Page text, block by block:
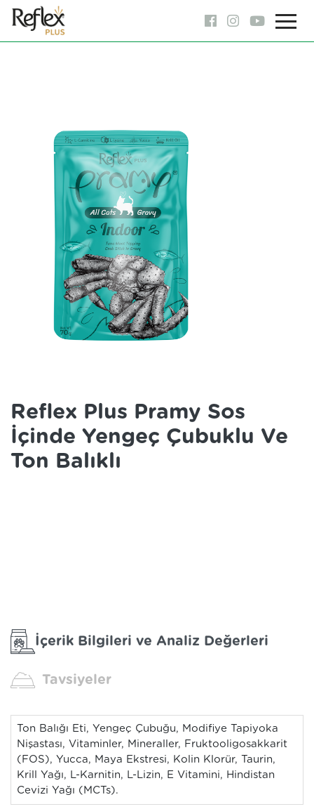
Reflex Plus Pramy Sos
İçinde Yengeç Çubuklu Ve
Ton Balıklı
İçerik Bilgileri ve Analiz Değerleri
Tavsiyeler
Ton Balığı Eti, Yengeç Çubuğu, Modifiye Tapiyoka
Nişastası, Vitaminler, Mineraller, Fruktooligosakkarit
(FOS), Yucca, Maya Ekstresi, Kolin Klorür, Taurin,
Krill Yağı, L-Karnitin, L-Lizin, E Vitamini, Hindistan
Cevizi Yağı (MCTs).